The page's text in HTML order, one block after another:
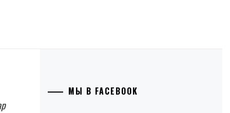
МЫ В FACEBOOK